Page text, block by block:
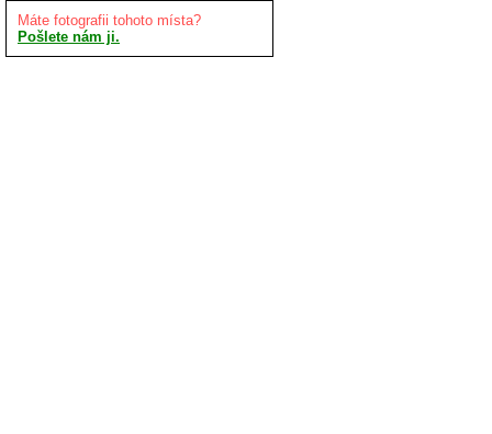
Máte fotografii tohoto místa?
Pošlete nám ji.